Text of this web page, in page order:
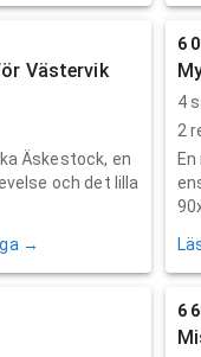
Västervik
Äskestock, en
och det lilla
→
6
4
2
6